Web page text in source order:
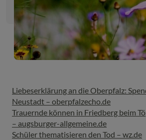
Liebeserklärung an die Oberpfalz:
Neustadt – oberpfalzecho.de
Trauernde können in Friedberg beim
– augsburger-allgemeine.de
Schüler thematisieren den Tod – wz.de